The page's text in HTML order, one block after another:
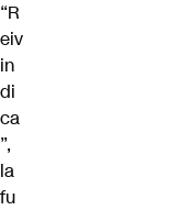
“R
eiv
in
di
ca
”,
la
fu